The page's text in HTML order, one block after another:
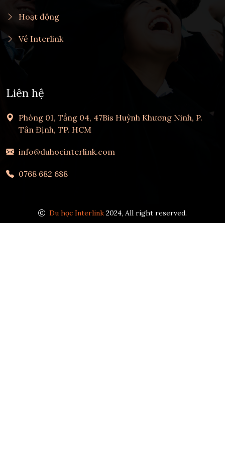
Hoạt động
Về Interlink
Liên hệ
Phòng 01, Tầng 04, 47Bis Huỳnh Khương Ninh, P.
Tân Định, TP. HCM
info@duhocinterlink.com
0768 682 688
Du học Interlink 2024, All right reserved.